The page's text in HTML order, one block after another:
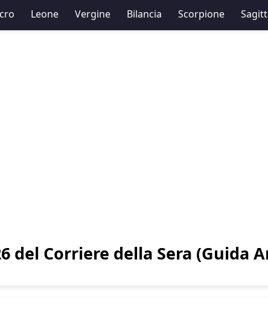
Leone Vergine Bilancia Scorpione
del Corriere della Sera (Guida